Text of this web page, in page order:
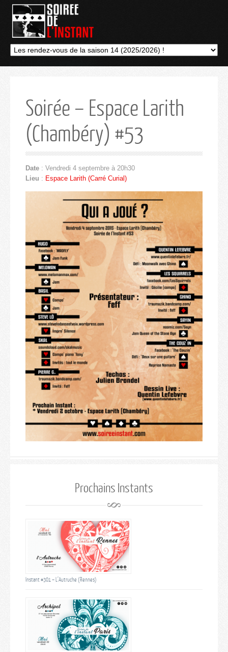
Soirée – Espace Larith
(Chambéry) #53
Date : Vendredi 4 septembre à 20h30
Lieu : Espace Larith (Carré Curial)
Prochains Instants
Instant #301 – L’Autruche (Rennes)